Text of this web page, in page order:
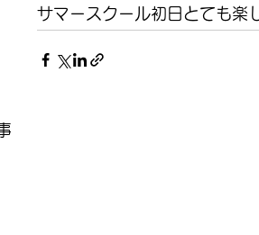
サマースクール初日とても楽